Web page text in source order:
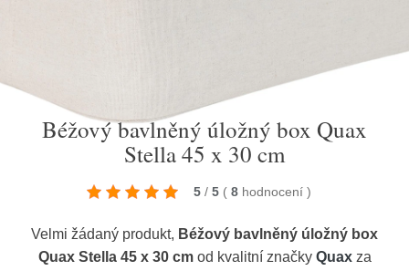
Béžový bavlněný úložný box Quax
Stella 45 x 30 cm
5 / 5 ( 8 hodnocení )
Velmi žádaný produkt, Béžový bavlněný úložný box
Quax Stella 45 x 30 cmod kvalitní značky Quaxza